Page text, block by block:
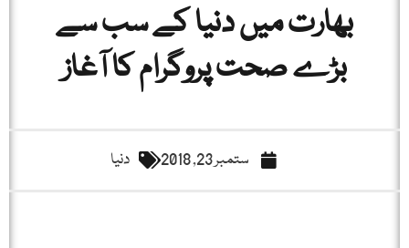
بھارت میں دنیا کے سب سے
بڑے صحت پروگرام کا آغاز
ستمبر 23, 2018 دنیا